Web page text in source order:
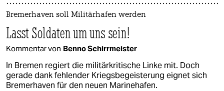
Bremerhaven soll Militärhafen werden
Lasst Soldaten um uns sein!
Kommentar von Benno Schirrmeister
In Bremen regiert die militärkritische Linke mit. Doch
gerade dank fehlender Kriegsbegeisterung eignet sich
Bremerhaven für den neuen Marinehafen.